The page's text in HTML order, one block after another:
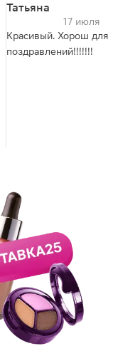
Татьяна
17 июля
Красивый. Хорош для
поздравлений!!!!!!!